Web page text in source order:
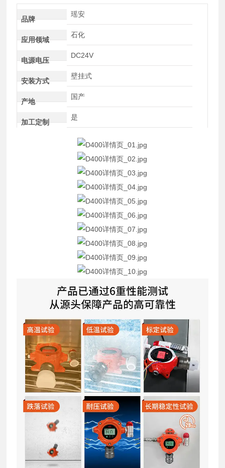
品牌
瑶安
应用领域
石化
电源电压
DC24V
安装方式
壁挂式
产地
国产
加工定制
是